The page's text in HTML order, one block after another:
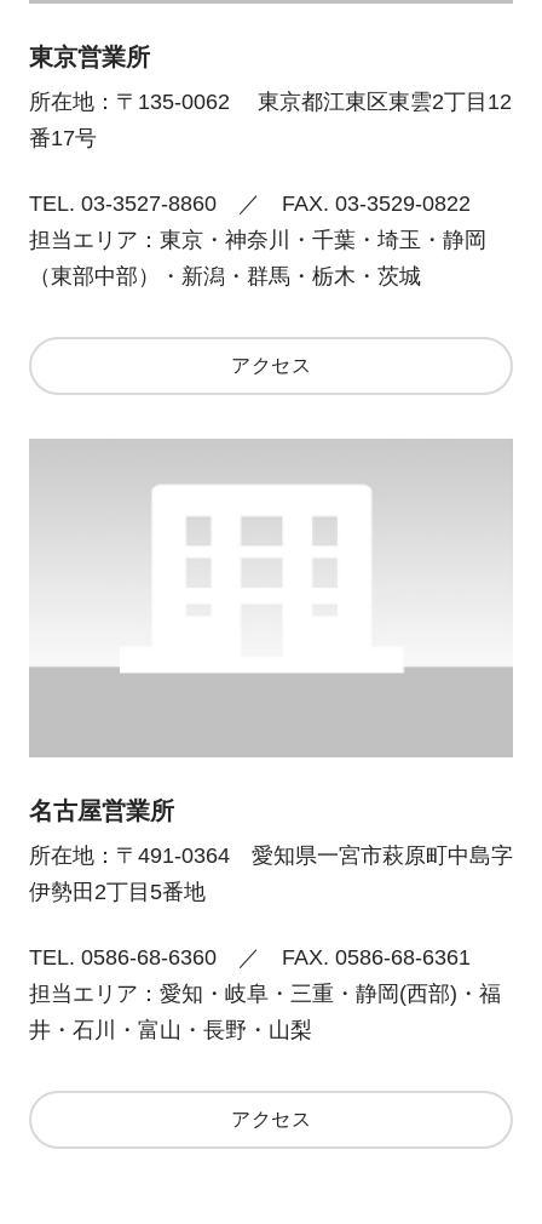
東京営業所
所在地：〒135-0062 東京都江東区東雲2丁目12
番17号
TEL. 03-3527-8860 ／ FAX. 03-3529-0822
担当エリア：東京・神奈川・千葉・埼玉・静岡
（東部中部）・新潟・群馬・栃木・茨城
アクセス
名古屋営業所
所在地：〒491-0364 愛知県一宮市萩原町中島字
伊勢田2丁目5番地
TEL. 0586-68-6360 ／ FAX. 0586-68-6361
担当エリア：愛知・岐阜・三重・静岡(西部)・福
井・石川・富山・長野・山梨
アクセス